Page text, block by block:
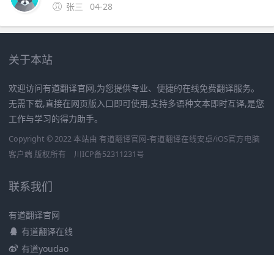
张三
04-28
关于本站
欢迎访问有道翻译官网,为您提供专业、便捷的在线免费翻译服务。
无需下载,直接在网页版入口即可使用,支持多语种文本即时互译,是您
工作与学习的得力助手。
Copyright © 2022 本站由 有道翻译官网-有道翻译在线安卓/iOS官方电脑
客户端 版权所有
川ICP备52311231号
联系我们
有道翻译官网
有道翻译在线
有道youdao